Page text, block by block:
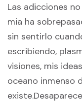
Las adicciones
mia ha
sin sentirlo
escribiendo,
visiones, mis
oceano inmenso